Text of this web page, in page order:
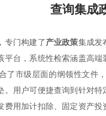
查询集成
专门构建了产业政策集成发
平台，系统性检索涵盖高
了市级层面的纲领性文件
。用户可便捷查询到针对
费用加计扣除、固定资产投